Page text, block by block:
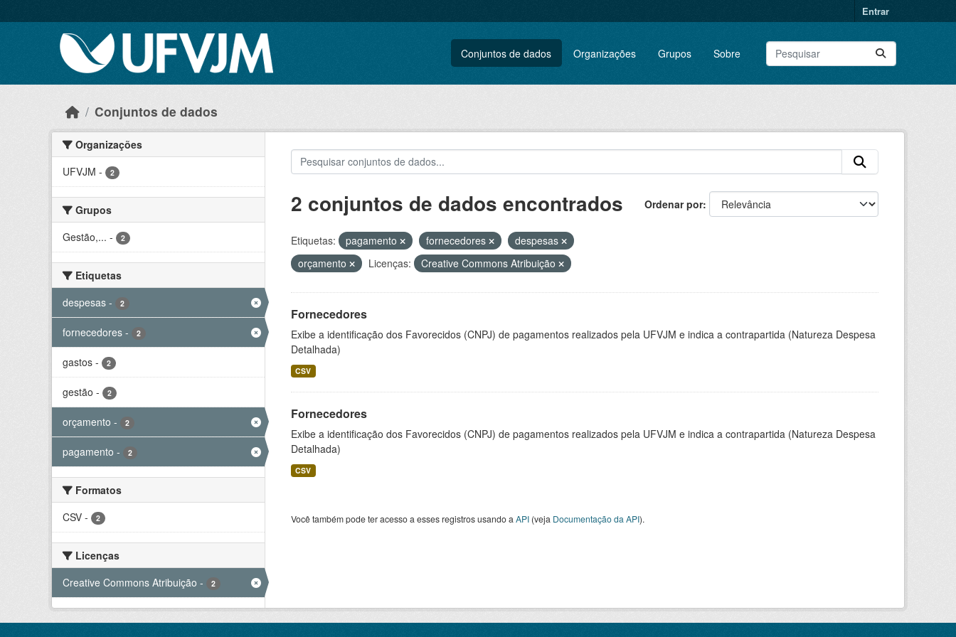
Entrar
Conjuntos de dados Organizações Grupos Sobre
Conjuntos de dados
Organizações
UFVJM - 2
Grupos
Gestão,... - 2
Etiquetas
despesas - 2
fornecedores - 2
gastos - 2
gestão - 2
orçamento - 2
pagamento - 2
Formatos
CSV - 2
Licenças
Creative Commons Atribuição - 2
Ordenar por
2 conjuntos de dados encontrados
Etiquetas: pagamento fornecedores
despesas
orçamento
Licenças: Creative Commons Atribuição
Fornecedores
Exibe a identificação dos Favorecidos (CNPJ) de pagamentos realizados pela UFVJM e indica a contrapartida (Natureza Despesa
Detalhada)
CSV
Fornecedores
Exibe a identificação dos Favorecidos (CNPJ) de pagamentos realizados pela UFVJM e indica a contrapartida (Natureza Despesa
Detalhada)
CSV
Você também pode ter acesso a esses registros usando a API(veja Documentação da API).